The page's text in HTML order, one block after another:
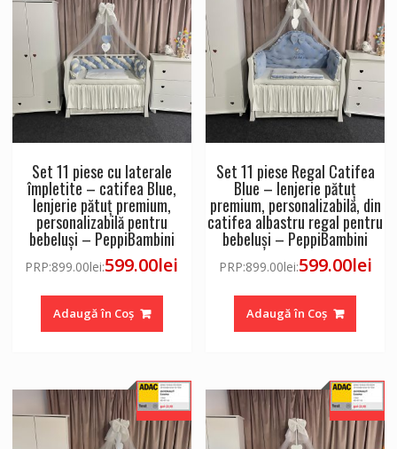
Set 11 piese cu laterale
împletite – catifea Blue,
lenjerie pătuț premium,
personalizabilă pentru
bebeluși – PeppiBambini
PRP:899.00lei:599.00lei
Adaugă în Coș
Set 11 piese Regal Catifea
Blue – lenjerie pătuț
premium, personalizabilă, din
catifea albastru regal pentru
bebeluși – PeppiBambini
PRP:899.00lei:599.00lei
Adaugă în Coș